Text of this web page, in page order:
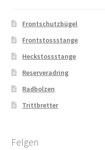
Frontschutzbügel
Frontstossstange
Heckstossstange
Reserveradring
Radbolzen
Trittbretter
Felgen